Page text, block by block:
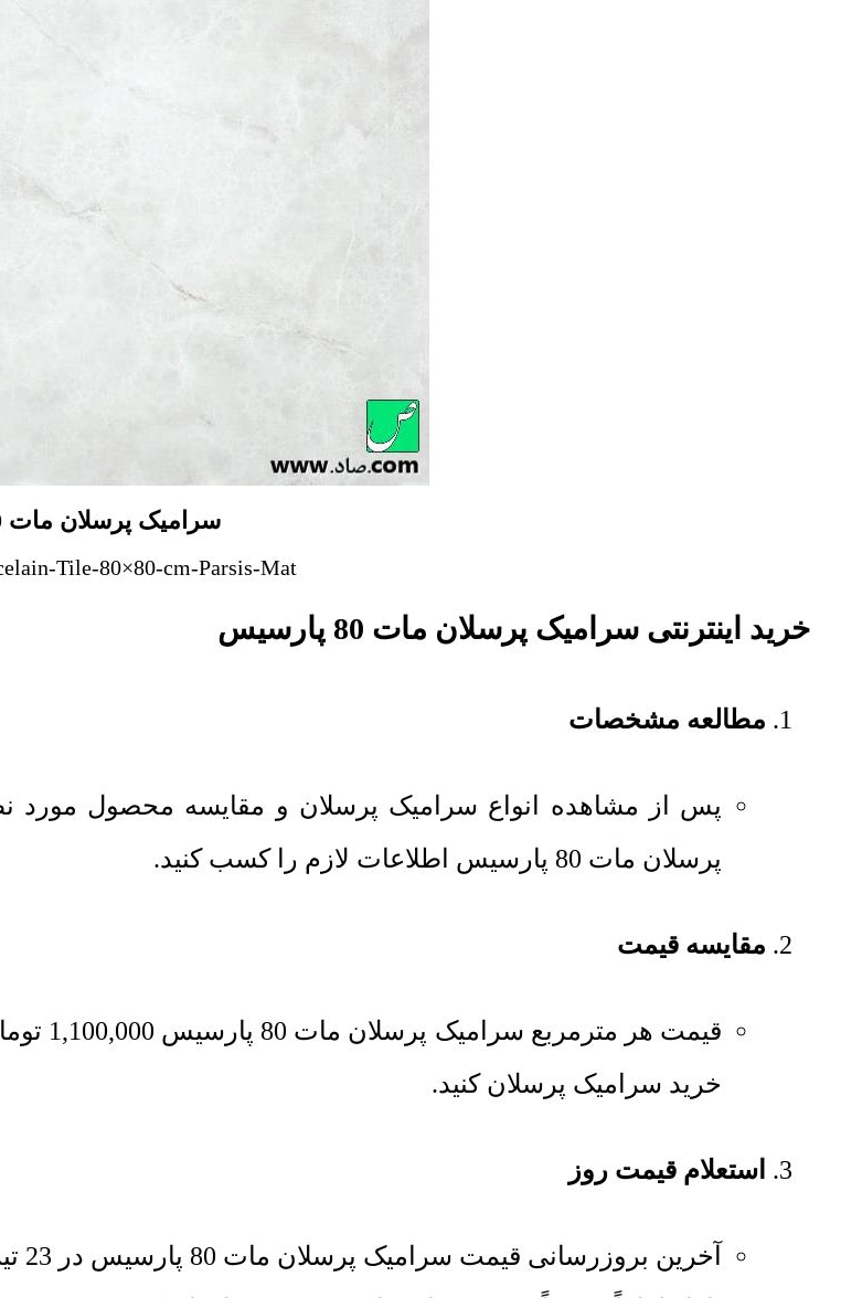
سرامیک پرسلان مات 80
Tile-80×80-cm-Parsis-Mat
خرید اینترنتی سرامیک پرسلان مات 80 پارسیس
مطالعه مشخصات
پس از مشاهده انواع سرامیک پرسلان و مقایسه محصول
پرسلان مات 80 پارسیس اطلاعات لازم را کسب کنید.
مقایسه قیمت
قیمت هر مترمربع سرامیک پرسلان مات 80 پارسیس 1,100,000
خرید سرامیک پرسلان کنید.
استعلام قیمت روز